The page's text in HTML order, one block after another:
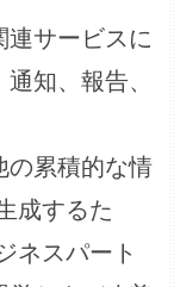
サービスに
知、報告、
の累積的な情
成するた
ネスパート